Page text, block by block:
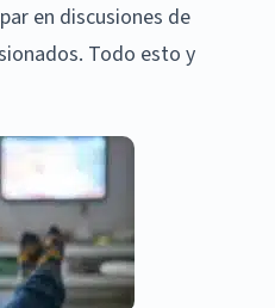
en discusiones de
Todo esto y